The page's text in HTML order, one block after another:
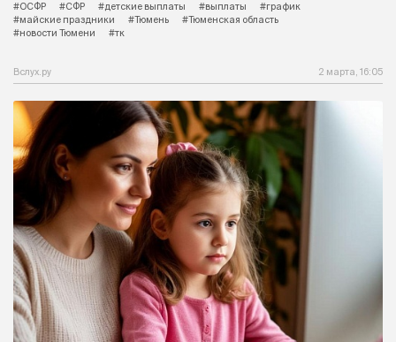
#ОСФР
#СФР #детские выплаты #выплаты
#график
#майские праздники
#Тюмень
#Тюменская область
#новости Тюмени
#тк
Вслух.ру 2 марта, 16:05